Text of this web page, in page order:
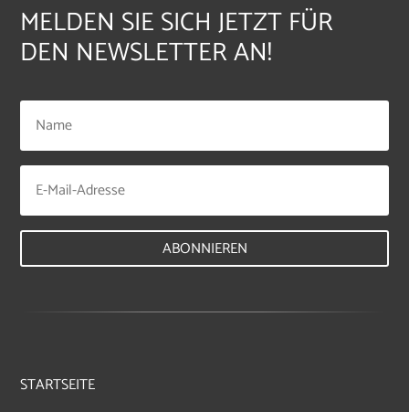
MELDEN SIE SICH JETZT FÜR
DEN NEWSLETTER AN!
ABONNIEREN
STARTSEITE